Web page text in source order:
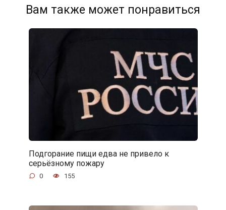
Вам также может понравиться
Подгорание пищи едва не привело к
серьёзному пожару
0 155